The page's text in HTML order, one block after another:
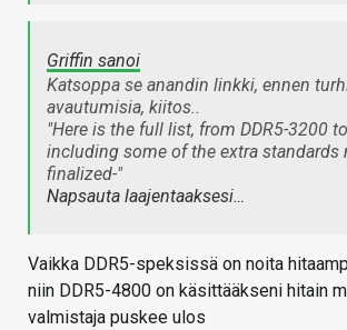
Griffin sanoi
Katsoppa se anandin linkki, ennen
avautumisia, kiitos..
"Here is the full list, from DDR5-3200
including some of the extra standards
finalized-"
Napsauta laajentaaksesi…
Vaikka DDR5-speksissä on noita
niin DDR5-4800 on käsittääkseni hitain
valmistaja puskee ulos